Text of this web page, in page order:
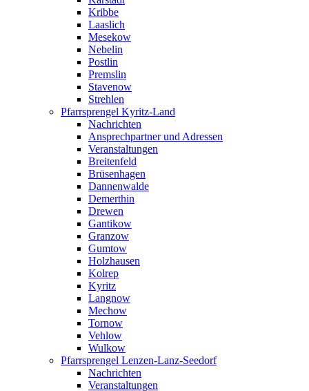
Kribbe
Laaslich
Mesekow
Nebelin
Postlin
Premslin
Stavenow
Strehlen
Pfarrsprengel Kyritz-Land
Nachrichten
Ansprechpartner und Adressen
Veranstaltungen
Breitenfeld
Brüsenhagen
Dannenwalde
Demerthin
Drewen
Gantikow
Granzow
Gumtow
Holzhausen
Kolrep
Kyritz
Langnow
Mechow
Tornow
Vehlow
Wulkow
Pfarrsprengel Lenzen-Lanz-Seedorf
Nachrichten
Veranstaltungen